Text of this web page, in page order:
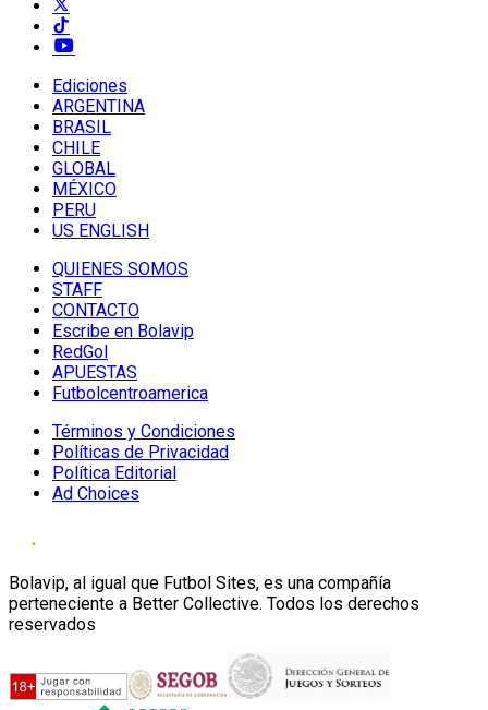
Ediciones
ARGENTINA
BRASIL
CHILE
GLOBAL
MÉXICO
PERU
US ENGLISH
QUIENES SOMOS
STAFF
CONTACTO
Escribe en Bolavip
RedGol
APUESTAS
Futbolcentroamerica
Términos y Condiciones
Políticas de Privacidad
Política Editorial
Ad Choices
Bolavip, al igual que Futbol Sites, es una compañía
perteneciente a Better Collective. Todos los derechos
reservados